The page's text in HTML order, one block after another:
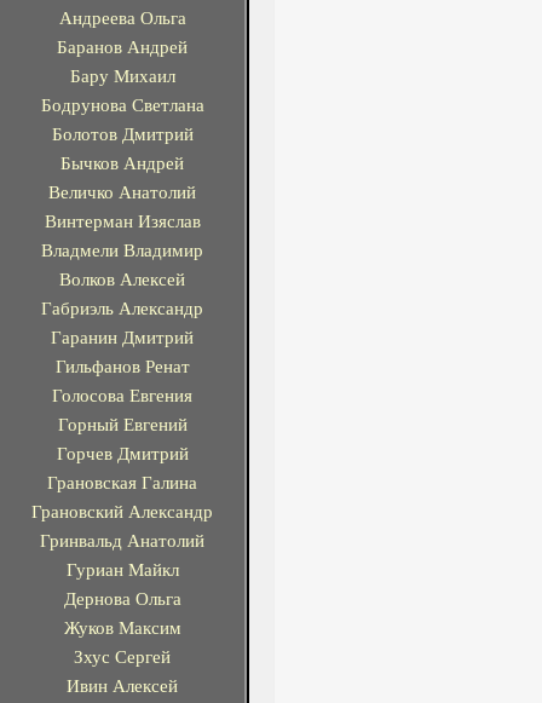
Андреева Ольга
Баранов Андрей
Бару Михаил
Бодрунова Светлана
Болотов Дмитрий
Бычков Андрей
Величко Анатолий
Винтерман Изяслав
Владмели Владимир
Волков Алексей
Габриэль Александр
Гаранин Дмитрий
Гильфанов Ренат
Голосова Евгения
Горный Евгений
Горчев Дмитрий
Грановская Галина
Грановский Александр
Гринвальд Анатолий
Гуриан Майкл
Дернова Ольга
Жуков Максим
Зхус Сергей
Ивин Алексей